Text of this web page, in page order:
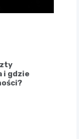
i gdzie